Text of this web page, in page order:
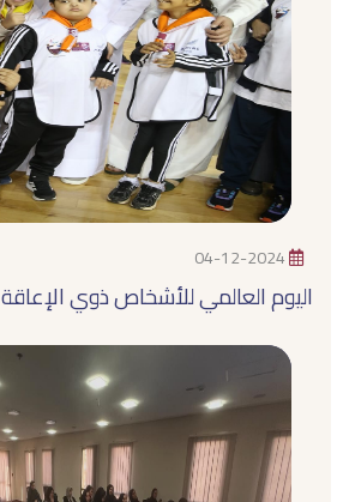
04-12-2024
اليوم العالمي للأشخاص ذوي الإعاقة